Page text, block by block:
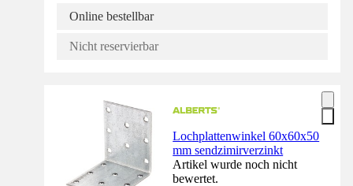
Online bestellbar
Nicht reservierbar
Lochplattenwinkel 60x60x50
mm sendzimirverzinkt
Artikel wurde noch nicht
bewertet.